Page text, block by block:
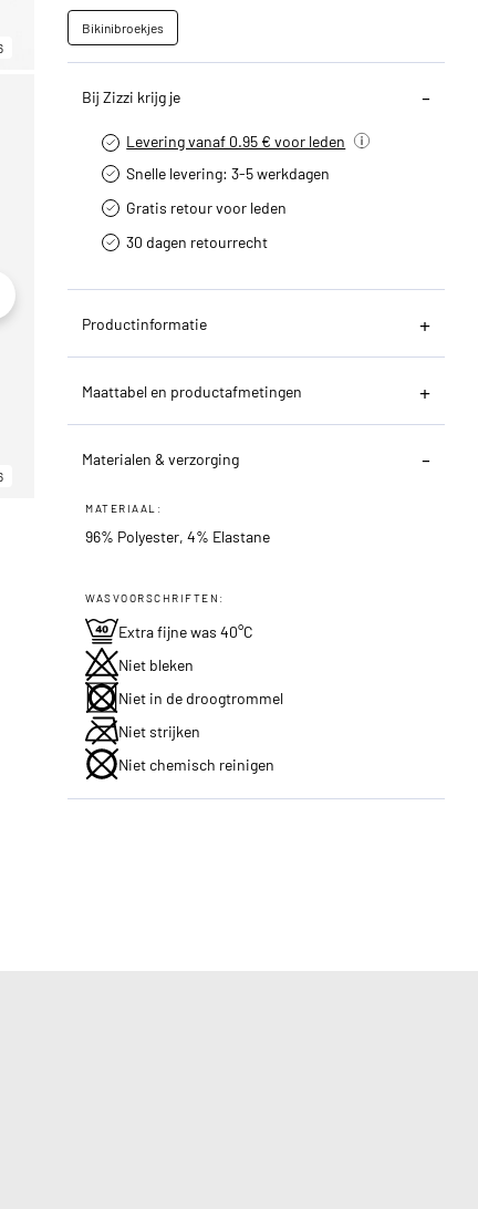
Bikinibroekjes
Bij Zizzi krijg je
Levering vanaf 0.95 € voor leden
Snelle levering: 3-5 werkdagen
Gratis retour voor leden
30 dagen retourrecht­
Productinformatie
Maattabel en productafmetingen
Materialen & verzorging
MATERIAAL:
96% Polyester, 4% Elastane
WASVOORSCHRIFTEN:
Extra fijne was 40°C
Niet bleken
Niet in de droogtrommel
Niet strijken
Niet chemisch reinigen